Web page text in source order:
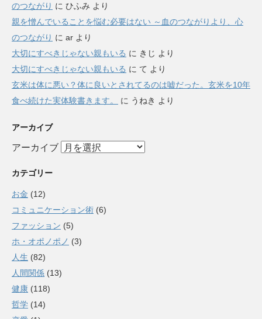
のつながり に ひふみ より
親を憎んでいることを悩む必要はない ～血のつながりより、心
のつながり に ar より
大切にすべきじゃない親もいる に きじ より
大切にすべきじゃない親もいる に て より
玄米は体に悪い？体に良いとされてるのは嘘だった。玄米を10年
食べ続けた実体験書きます。
に うねき より
アーカイブ
アーカイブ
カテゴリー
お金 (12)
コミュニケーション術 (6)
ファッション (5)
ホ・オポノポノ (3)
人生 (82)
人間関係 (13)
健康 (118)
哲学 (14)